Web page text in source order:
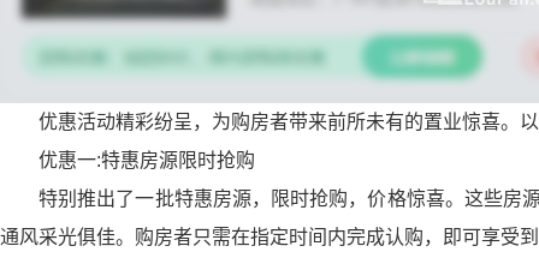
优惠活动精彩纷呈，为购房者带来前所未有的置业惊喜。
优惠一:特惠房源限时抢购
特别推出了一批特惠房源，限时抢购，价格惊喜。这些房
通风采光俱佳。购房者只需在指定时间内完成认购，即可享受